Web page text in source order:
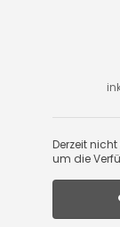
Derzeit
um die